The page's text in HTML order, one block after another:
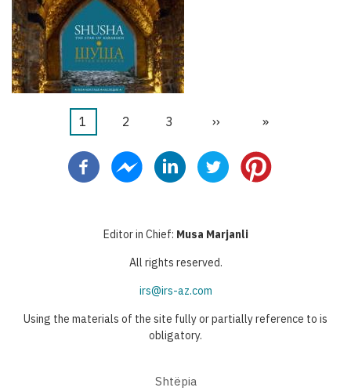
Pagination
Current
1 Faqe
2 Faqe
3
Next
››
Last
»
Editor in Chief: Musa Marjanli
All rights reserved.
irs@irs-az.com
Using the materials of the site fully or partially reference to is
obligatory.
Shtëpia